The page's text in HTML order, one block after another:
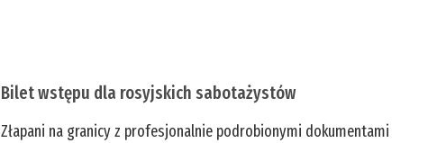
Bilet wstępu dla rosyjskich sabotażystów
Złapani na granicy z profesjonalnie podrobionymi dokumentami